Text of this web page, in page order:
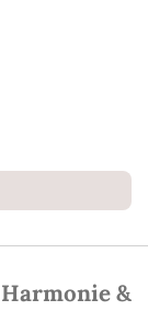
&